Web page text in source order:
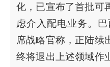
化，已宣布了首批可
虑介入配电业务。
席战略官称，正陆续
终将退出上述领域作